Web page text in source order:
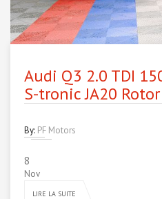
Audi Q3 2.0 TDI
S-tronic JA20 Rotor
By: PF Motors
8
Nov
LIRE LA SUITE